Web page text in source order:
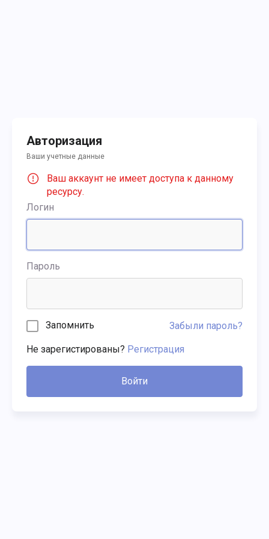
Авторизация
Ваши учетные данные
Ваш аккаунт не имеет доступа к данному
ресурсу.
Логин
Пароль
Запомнить Забыли пароль?
Не зарегистированы? Регистрация